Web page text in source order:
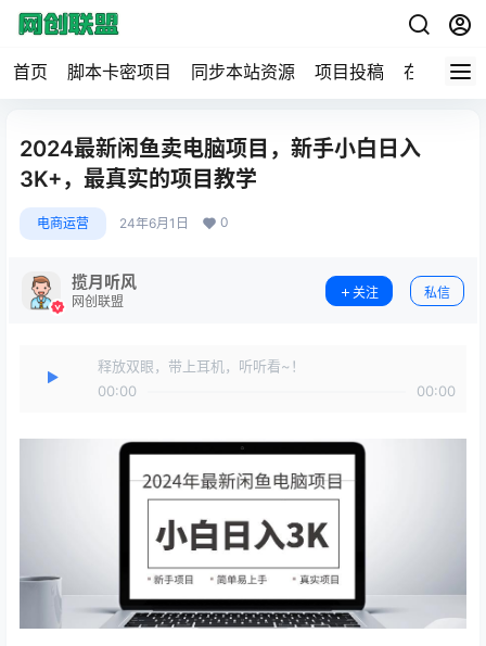
首页 脚本卡密项目 同步本站资源 项目投稿 在线工具
2024最新闲鱼卖电脑项目，新手小白日入
3K+，最真实的项目教学
电商运营 24年6月1日 0
揽月听风
网创联盟
关注 私信
释放双眼，带上耳机，听听看~！
00:00
00:00